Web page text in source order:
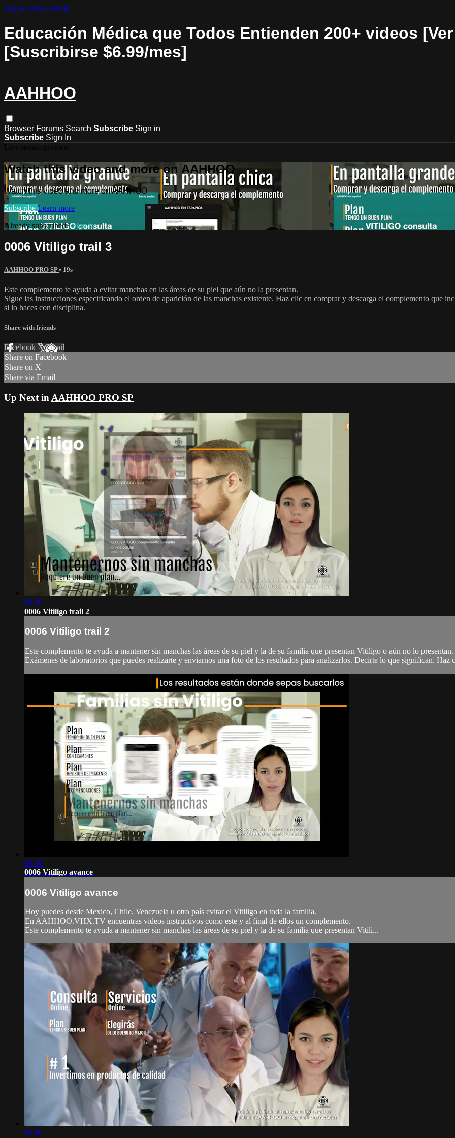
Skip to main content
Educación Médica que Todos Entienden 200+ videos
[Suscribirse $6.99/mes]
AAHHOO
Browser Forums Search Subscribe Sign in
Subscribe Sign In
Watch this video and more on AAHHOO
Watch this video and more on AAHHOO
Subscribe Learn more
Already subscribed?Sign in
0006 Vitiligo trail 3
AAHHOO PRO SP• 19s
Este complemento te ayuda a evitar manchas en las áreas de su piel que aún no la presentan.
Sigue las instrucciones especificando el orden de aparición de las manchas existente. Haz clic en comprar y descarga el complemento que
si lo haces con disciplina.
Share with friends
Facebook XEmail
Share on Facebook
Share on X
Share via Email
Up Next in AAHHOO PRO SP
00:29
0006 Vitiligo trail 2
0006 Vitiligo trail 2
Este complemento te ayuda a mantener sin manchas las áreas de su piel y la de su familia que presentan Vitiligo o aún no lo presentan.
Exámenes de laboratorios que puedes realizarte y enviarnos una foto de los resultados para analizarlos. Decirte lo que significan. Haz
00:30
0006 Vitiligo avance
0006 Vitiligo avance
Hoy puedes desde Mexico, Chile, Venezuela u otro país evitar el Vitiligo en toda la familia.
En AAHHOO.VHX.TV encuentras videos instructivos como este y al final de ellos un complemento.
Este complemento te ayuda a mantener sin manchas las áreas de su piel y la de su familia que presentan Vitili...
00:40